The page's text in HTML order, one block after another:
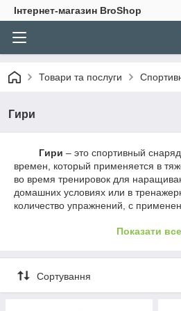
Інтернет-магазин BroShop
Товари та послуги
Гири
Гири – это спортивный
времен, который применяется в
во время тренировок для
домашних условиях или в
количество упражнений, с
наращивать нагрузку со
мышечную массу. Именно поэтому
всегда представлен гиревой ряд
Показати все
Сортування